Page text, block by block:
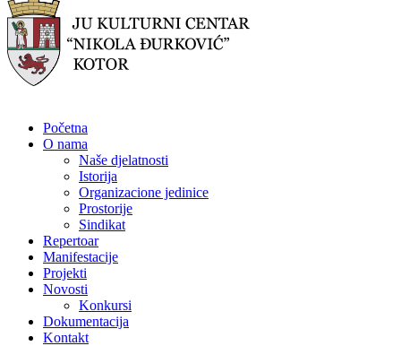
Početna
O nama
Naše djelatnosti
Istorija
Organizacione jedinice
Prostorije
Sindikat
Repertoar
Manifestacije
Projekti
Novosti
Konkursi
Dokumentacija
Kontakt